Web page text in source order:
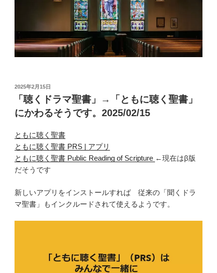
投
2025年2月15日
「聴くドラマ聖書」→「ともに聴く聖書」
にかわるそうです。2025/02/15
ともに聴く聖書
ともに聴く聖書 PRS | アプリ
ともに聴く聖書 Public Reading of Scripture ←現在はβ版
だそうです
新しいアプリをインストールすれば 従来の「聞くドラ
マ聖書」もインクルードされて使えるようです。